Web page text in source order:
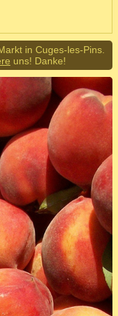
in Cuges-les-Pins.
uns! Danke!